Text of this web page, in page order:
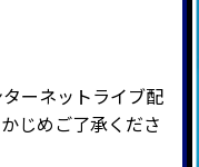
ーネットライブ配
じめご了承くださ